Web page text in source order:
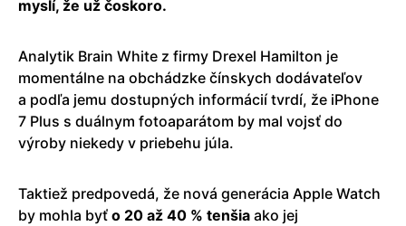
myslí, že už čoskoro.
Analytik Brain White z firmy Drexel Hamilton je
momentálne na obchádzke čínskych dodávateľov
a podľa jemu dostupných informácií tvrdí, že iPhone
7 Plus s duálnym fotoaparátom by mal vojsť do
výroby niekedy v priebehu júla.
Taktiež predpovedá, že nová generácia Apple Watch
by mohla byť o 20 až 40 % tenšia ako jej